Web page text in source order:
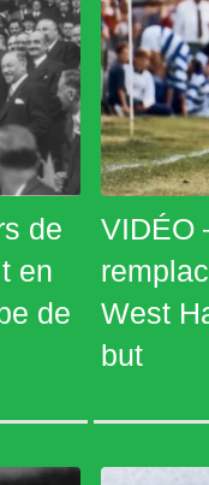
de
en
de
VIDÉO
West
but